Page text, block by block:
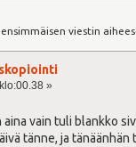
viestin
»
vain tuli blankko
tänne, ja